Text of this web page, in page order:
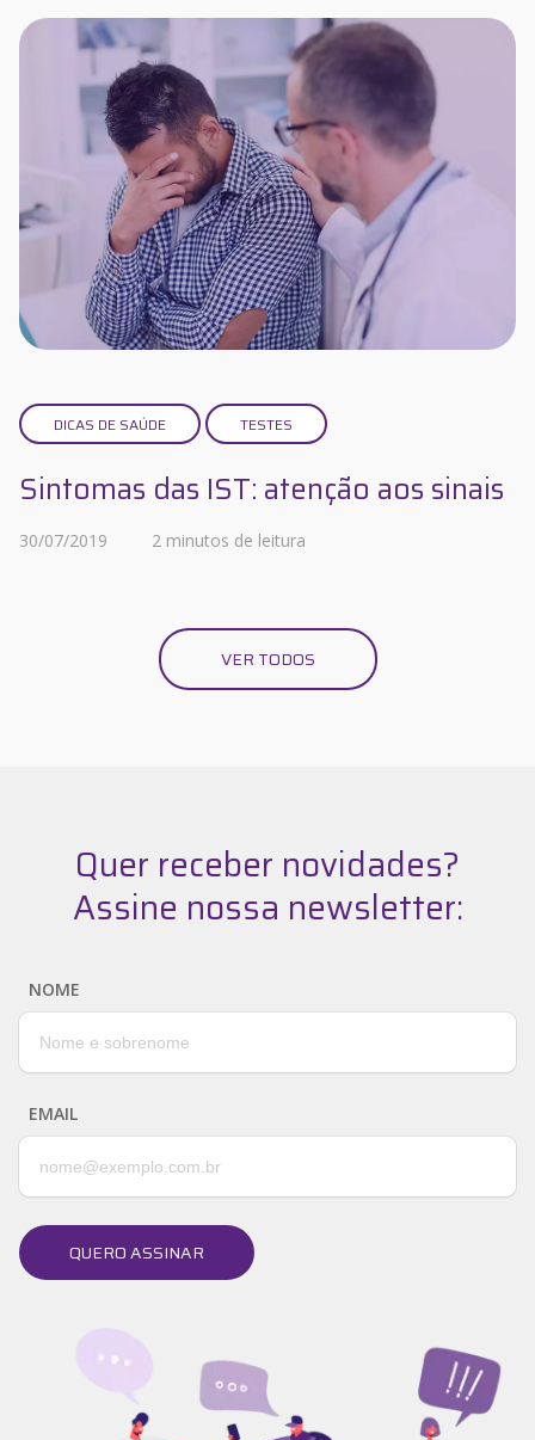
DICAS DE SAÚDE TESTES
Sintomas das IST: atenção aos sinais
30/07/2019 2 minutos de leitura
VER TODOS
Quer receber novidades?
Assine nossa newsletter:
NOME
EMAIL
QUERO ASSINAR